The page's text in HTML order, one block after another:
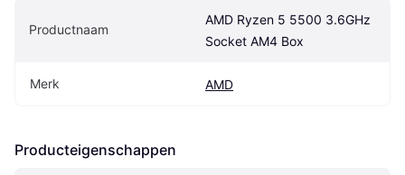
Productnaam
AMD Ryzen 5 5500 3.6GHz
Socket AM4 Box
Merk AMD
Producteigenschappen